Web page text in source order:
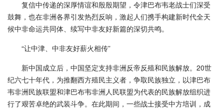
复信中传递的深厚情谊和殷殷期望，令津巴布韦老战士们深受
鼓舞，也在非洲各界引发热烈反响，激起人们携手构建新时代全天
候中非命运共同体、续写中非友好新篇的深切共鸣。
“让中津、中非友好薪火相传”
新中国成立后，中国坚定支持非洲反帝反殖和民族解放。20世
纪六七十年代，为推翻西方殖民主义者，争取民族独立，以津巴布
韦非洲民族联盟和津巴布韦非洲人民联盟为代表的民族解放组织进
行了艰苦卓绝的武装斗争。在此期间，一些战士接受中方培训，成